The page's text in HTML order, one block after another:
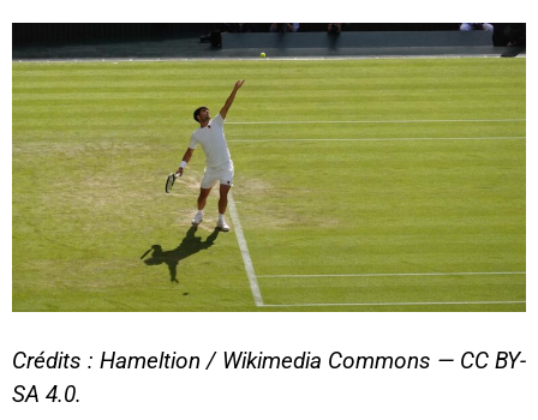
Crédits : Hameltion / Wikimedia Commons — CC BY-
SA 4.0.